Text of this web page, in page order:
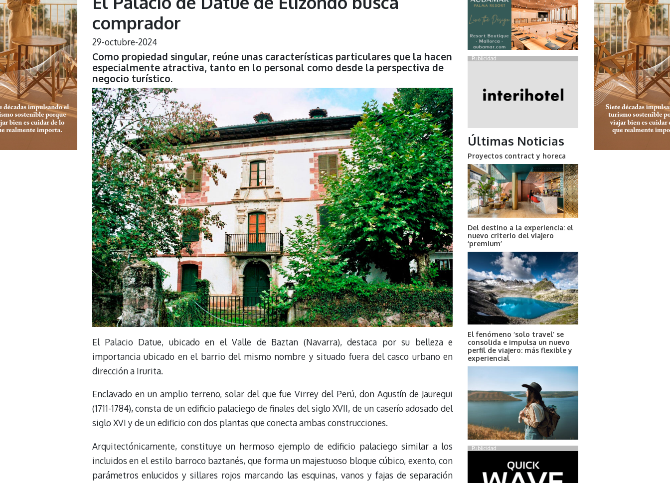
comprador
29-octubre-2024
Como propiedad singular, reúne unas características particulares que la hacen
especialmente atractiva, tanto en lo personal como desde la perspectiva de
negocio turístico.
El Palacio Datue, ubicado en el Valle de Baztan (Navarra), destaca por su belleza e
importancia ubicado en el barrio del mismo nombre y situado fuera del casco urbano en
dirección a Irurita.
Enclavado en un amplio terreno, solar del que fue Virrey del Perú, don Agustín de Jauregui
(1711-1784), consta de un edificio palaciego de finales del siglo XVII, de un caserío adosado del
siglo XVI y de un edificio con dos plantas que conecta ambas construcciones.
Arquitectónicamente, constituye un hermoso ejemplo de edificio palaciego similar a los
incluidos en el estilo barroco baztanés, que forma un majestuoso bloque cúbico, exento, con
parámetros enlucidos y sillares rojos marcando las esquinas, vanos y fajas de separación
Publicidad
Últimas Noticias
Proyectos contract y horeca
Del destino a la experiencia: el
nuevo criterio del viajero
‘premium’
El fenómeno ‘solo travel’ se
consolida e impulsa un nuevo
perfil de viajero: más flexible y
experiencial
Publicidad